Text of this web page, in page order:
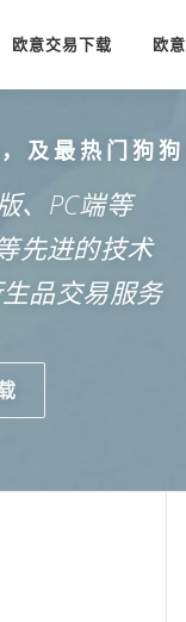
欧意交易下载 欧
及最热门狗狗
、PC端等
先进的技术
品交易服务